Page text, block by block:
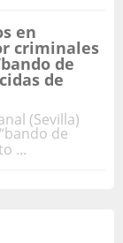
en
criminales
de
de
(Sevilla)
de
...